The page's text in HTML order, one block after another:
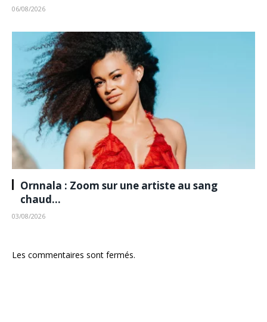
06/08/2026
Ornnala : Zoom sur une artiste au sang
chaud…
03/08/2026
Les commentaires sont fermés.